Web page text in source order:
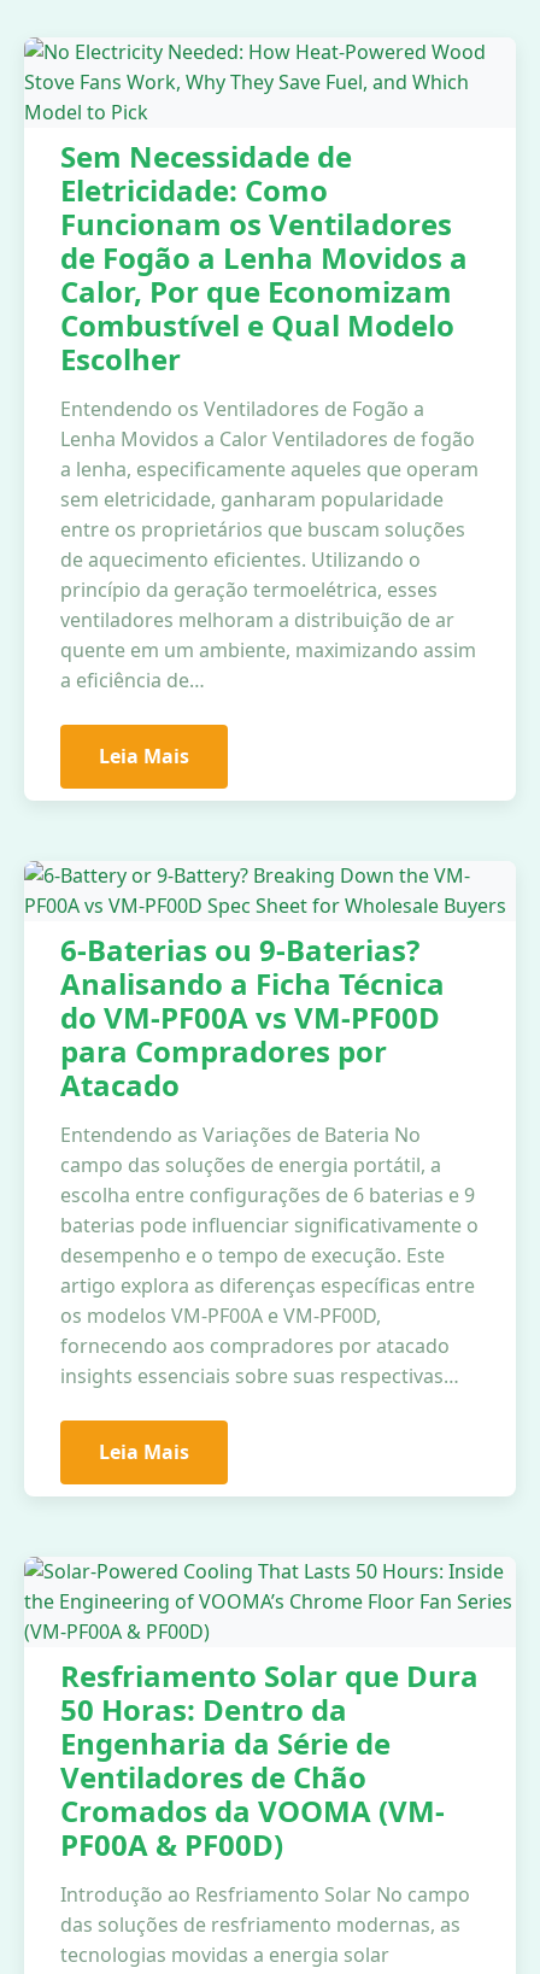
Sem Necessidade de
Eletricidade: Como
Funcionam os Ventiladores
de Fogão a Lenha Movidos a
Calor, Por que Economizam
Combustível e Qual Modelo
Escolher
Entendendo os Ventiladores de Fogão a
Lenha Movidos a Calor Ventiladores de fogão
a lenha, especificamente aqueles que operam
sem eletricidade, ganharam popularidade
entre os proprietários que buscam soluções
de aquecimento eficientes. Utilizando o
princípio da geração termoelétrica, esses
ventiladores melhoram a distribuição de ar
quente em um ambiente, maximizando assim
a eficiência de…
Leia Mais
6-Baterias ou 9-Baterias?
Analisando a Ficha Técnica
do VM-PF00A vs VM-PF00D
para Compradores por
Atacado
Entendendo as Variações de Bateria No
campo das soluções de energia portátil, a
escolha entre configurações de 6 baterias e 9
baterias pode influenciar significativamente o
desempenho e o tempo de execução. Este
artigo explora as diferenças específicas entre
os modelos VM-PF00A e VM-PF00D,
fornecendo aos compradores por atacado
insights essenciais sobre suas respectivas…
Leia Mais
Resfriamento Solar que Dura
50 Horas: Dentro da
Engenharia da Série de
Ventiladores de Chão
Cromados da VOOMA (VM-
PF00A & PF00D)
Introdução ao Resfriamento Solar No campo
das soluções de resfriamento modernas, as
tecnologias movidas a energia solar